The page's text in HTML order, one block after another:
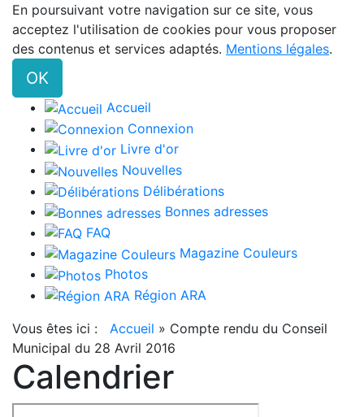
En poursuivant votre navigation sur ce site, vous
acceptez l'utilisation de cookies pour vous proposer
des contenus et services adaptés. Mentions légales.
OK
Accueil
Connexion
Livre d'or
Nouvelles
Délibérations
Bonnes adresses
FAQ
Magazine Couleurs
Photos
Région ARA
Vous êtes ici : Accueil » Compte rendu du Conseil
Municipal du 28 Avril 2016
Calendrier